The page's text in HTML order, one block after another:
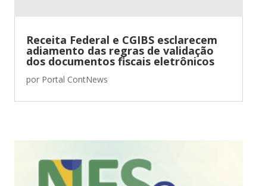
Receita Federal e CGIBS esclarecem
adiamento das regras de validação
dos documentos fiscais eletrônicos
por Portal ContNews